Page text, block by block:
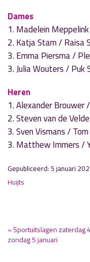
Dames
1. Madelein
2. Katja Stam / Raisa
3. Emma Piersma /
3. Julia Wouters / Puk
Heren
1. Alexander
2. Steven van de
3. Sven Vismans /
3. Matthew Immers /
Gepubliceerd: 5 januari
Huijts
« Sportuitslagen zaterdag
zondag 5 januari